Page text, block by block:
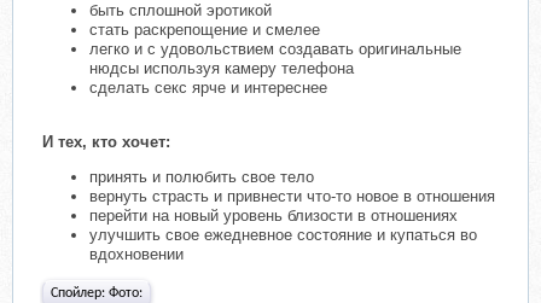
быть сплошной эротикой
cтать раскрепощение и смелее
легко и с удовольствием создавать оригинальные
нюдсы используя камеру телефона
сделать секс ярче и интереснее
И тех, кто хочет:
принять и полюбить свое тело
вернуть страсть и привнести что-то новое в отношения
перейти на новый уровень близости в отношениях
улучшить свое ежедневное состояние и купаться во
вдохновении
Спойлер: Фото: